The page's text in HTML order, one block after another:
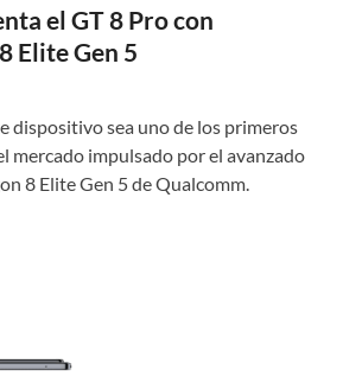
el GT 8 Pro con
Elite Gen 5
dispositivo sea uno de los primeros
mercado impulsado por el avanzado
8 Elite Gen 5 de Qualcomm.